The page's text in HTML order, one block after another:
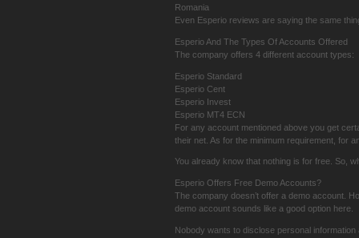
Romania
Even Esperio reviews are saying the same
Esperio And The Types Of Accounts Offered
The company offers 4 different account types:
Esperio Standard
Esperio Cent
Esperio Invest
Esperio MT4 ECN
For any account mentioned above you get
their net. As for the minimum requirement, for
You already know that nothing is for free. So,
Esperio Offers Free Demo Accounts?
The company doesn’t offer a demo account.
demo account sounds like a good option here.
Nobody wants to disclose personal